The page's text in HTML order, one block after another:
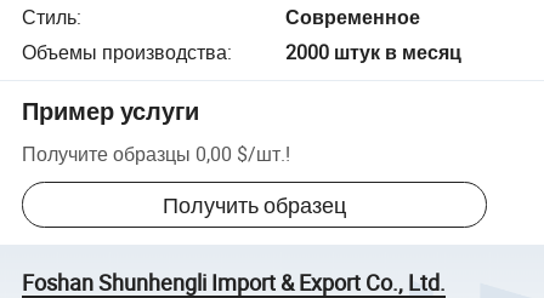
Стиль:
Современное
Объемы производства: 2000 штук в месяц
Пример услуги
Получите образцы 0,00 $/шт.!
Получить образец
Foshan Shunhengli Import & Export Co., Ltd.